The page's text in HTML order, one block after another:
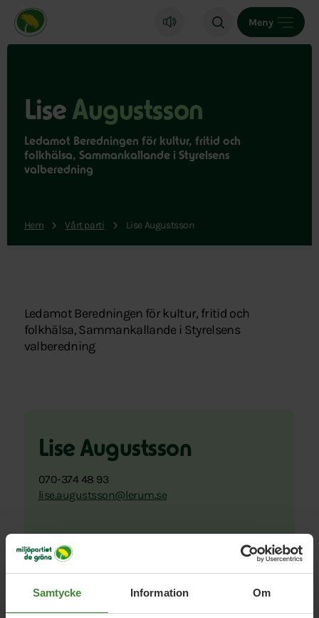
Samtycke Information Om
Miljöpartiet de gröna, startsida
Meny
Lise Augustsson
Ledamot Beredningen för kultur, fritid och
folkhälsa, Sammankallande i Styrelsens
valberedning
Hem Vårt parti Lise Augustsson
Ledamot Beredningen för kultur, fritid och
folkhälsa, Sammankallande i Styrelsens
valberedning
Lise Augustsson
070-374 48 93
lise.augustsson@lerum.se